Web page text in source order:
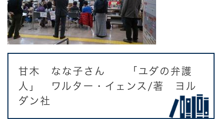
甘木 なな子さん 「ユダの弁護
人」 ワルター・イェンス/著 ヨル
ダン社